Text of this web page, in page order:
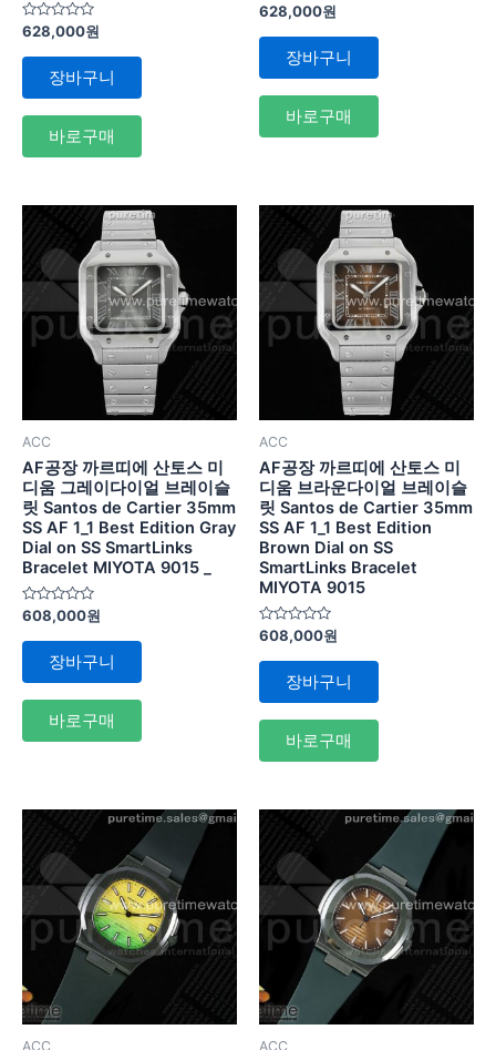
5
에
로
가
628,000원
장바구니
바로구매
5
에
로
가
628,000원
장바구니
바로구매
ACC
AF공장 까르띠에 산토스 미
디움 그레이다이얼 브레이슬
릿 Santos de Cartier 35mm
SS AF 1_1 Best Edition Gray
Dial on SS SmartLinks
Bracelet MIYOTA 9015 _
5
에
로
가
608,000원
장바구니
바로구매
ACC
AF공장 까르띠에 산토스 미
디움 브라운다이얼 브레이슬
릿 Santos de Cartier 35mm
SS AF 1_1 Best Edition
Brown Dial on SS
SmartLinks Bracelet
MIYOTA 9015
5
에
로
가
608,000원
장바구니
바로구매
ACC ACC